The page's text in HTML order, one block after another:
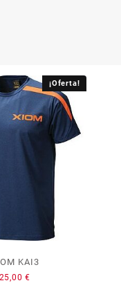
¡Oferta!
KAI3
25,00€